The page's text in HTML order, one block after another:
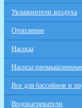
Увлажнители воздуха
Отопление
Насосы
Насосы промышленные
Все для бaссейнов и
Водонагреватели